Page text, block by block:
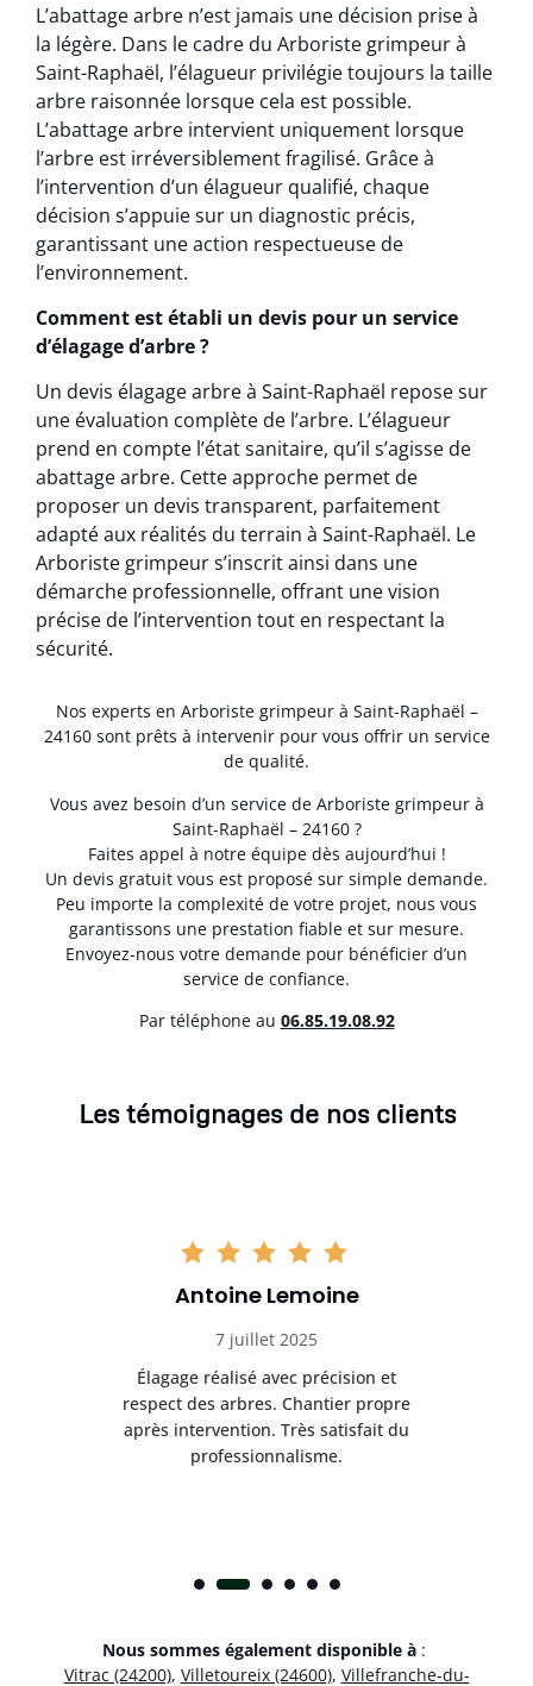
L’abattage arbre n’est jamais une décision prise à
la légère. Dans le cadre du Arboriste grimpeur à
Saint-Raphaël, l’élagueur privilégie toujours la taille
arbre raisonnée lorsque cela est possible.
L’abattage arbre intervient uniquement lorsque
l’arbre est irréversiblement fragilisé. Grâce à
l’intervention d’un élagueur qualifié, chaque
décision s’appuie sur un diagnostic précis,
garantissant une action respectueuse de
l’environnement.
Comment est établi un devis pour un service
d’élagage d’arbre ?
Un devis élagage arbre à Saint-Raphaël repose sur
une évaluation complète de l’arbre. L’élagueur
prend en compte l’état sanitaire, qu’il s’agisse de
abattage arbre. Cette approche permet de
proposer un devis transparent, parfaitement
adapté aux réalités du terrain à Saint-Raphaël. Le
Arboriste grimpeur s’inscrit ainsi dans une
démarche professionnelle, offrant une vision
précise de l’intervention tout en respectant la
sécurité.
Nos experts en Arboriste grimpeur à Saint-Raphaël –
24160 sont prêts à intervenir pour vous offrir un service
de qualité.
Vous avez besoin d’un service de Arboriste grimpeur à
Saint-Raphaël – 24160 ?
Faites appel à notre équipe dès aujourd’hui !
Un devis gratuit vous est proposé sur simple demande.
Peu importe la complexité de votre projet, nous vous
garantissons une prestation fiable et sur mesure.
Envoyez-nous votre demande pour bénéficier d’un
service de confiance.
Par téléphone au 06.85.19.08.92
Les témoignages de nos clients
Antoine Lemoine
7 juillet 2025
Élagage réalisé avec précision et
respect des arbres. Chantier propre
après intervention. Très satisfait du
professionnalisme.
Nous sommes également disponible à :
Vitrac (24200), Villetoureix (24600), Villefranche-du-